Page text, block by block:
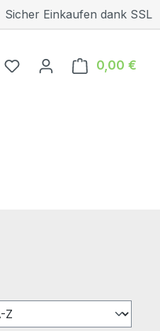
Sicher Einkaufen dank SSL
0,00 €